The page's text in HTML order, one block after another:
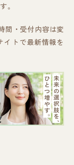
。
間・受付内容は変
イトで最新情報を